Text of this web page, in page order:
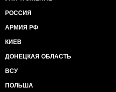
РОССИЯ
АРМИЯ РФ
КИЕВ
ДОНЕЦКАЯ ОБЛАСТЬ
ВСУ
ПОЛЬША